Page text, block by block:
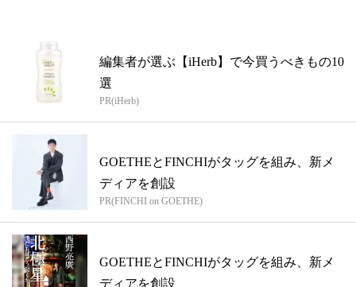
編集者が選ぶ【iHerb】で今買うべきもの10
選
PR(iHerb)
GOETHEとFINCHIがタッグを組み、新メ
ディアを創設
PR(FINCHI on GOETHE)
GOETHEとFINCHIがタッグを組み、新メ
ディアを創設